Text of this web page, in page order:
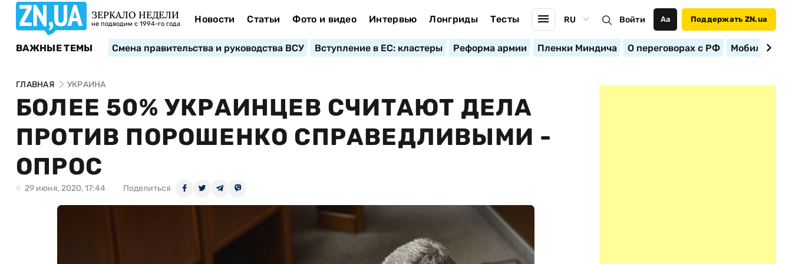
ЗЕРКАЛО НЕДЕЛИ
не подводим с 1994-го года Новости Статьи Фото и видео Интервью Лонгриды Тесты RU Войти Аа Поддержать ZN.ua
ВАЖНЫЕ ТЕМЫ Смена правительства и руководства ВСУ Вступление в ЕС: кластеры Реформа армии Пленки Миндича О переговорах с РФ
ГЛАВНАЯ УКРАИНА
БОЛЕЕ 50% УКРАИНЦЕВ СЧИТАЮТ ДЕЛА
ПРОТИВ ПОРОШЕНКО СПРАВЕДЛИВЫМИ -
ОПРОС
29 июня, 2020, 17:44 Поделиться